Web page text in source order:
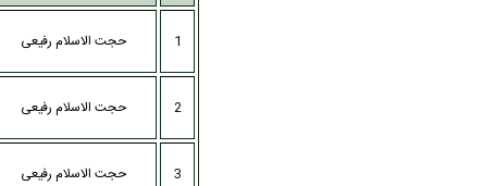
1 حجت الاسلام رفیعی
2 حجت الاسلام رفیعی
3 حجت الاسلام رفیعی